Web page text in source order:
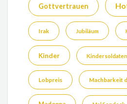
Gottvertrauen
Irak Jubiläum
Kinder Kindersoldaten
Lobpreis Machbarkeit